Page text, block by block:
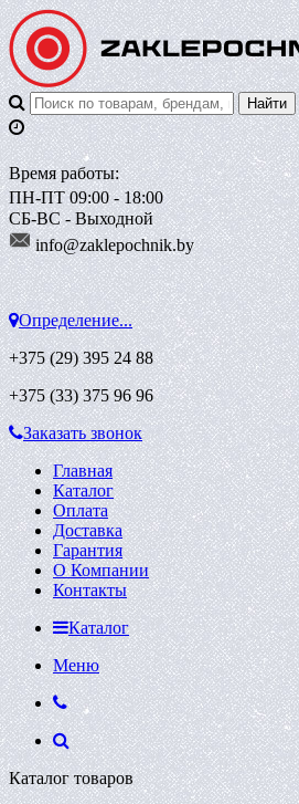
Время работы:
ПН-ПТ 09:00 - 18:00
СБ-ВС - Выходной
info@zaklepochnik.by
Определение...
+375 (29)395 24 88
+375 (33)375 96 96
Заказать звонок
Главная
Каталог
Оплата
Доставка
Гарантия
О Компании
Контакты
Каталог
Меню
Каталог товаров